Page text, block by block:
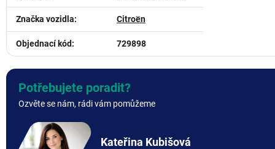
Značka vozidla: Citroën
Objednací kód: 729898
Potřebujete poradit?
Ozvěte se nám, rádi vám pomůžeme
Kateřina Kubišová